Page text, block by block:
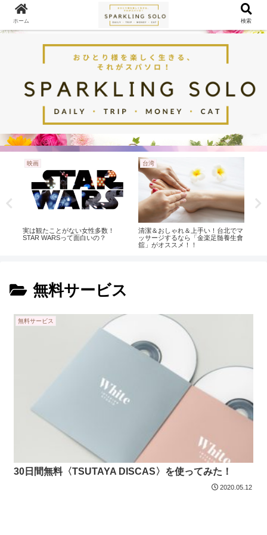
映画
実は観たことがない女性多数！
STAR WARSって面白いの？
台湾
清潔＆おしゃれ＆上手い！台北でマ
ッサージするなら「金楽足髄養生會
舘」がオススメ！！
無料サービス
無料サービス
30日間無料〈TSUTAYA DISCAS〉を使ってみた！
2020.05.12
ホーム 検索